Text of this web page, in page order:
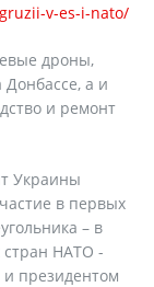
v-es-i-nato/
дроны,
а и
и ремонт
Украины
в первых
– в
стран НАТО -
президентом